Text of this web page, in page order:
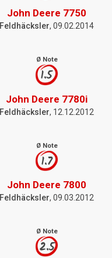
John Deere 7750
Feldhäcksler, 09.02.2014
Ø Note
1.5
John Deere 7780i
Feldhäcksler, 12.12.2012
Ø Note
1.7
John Deere 7800
Feldhäcksler, 09.03.2012
Ø Note
2.5